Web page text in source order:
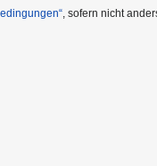
, sofern nicht